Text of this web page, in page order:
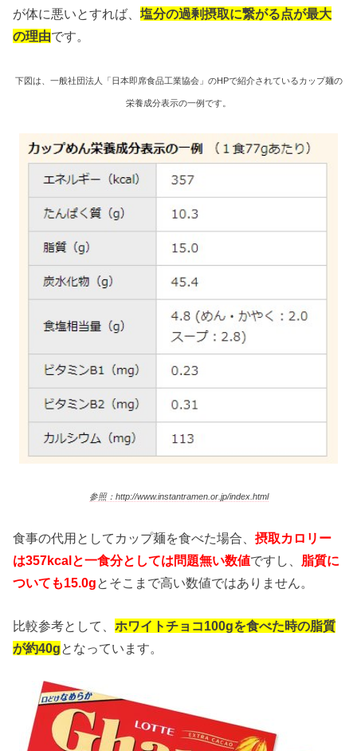
が体に悪いとすれば、塩分の過剰摂取に繋がる点が最大
の理由です。
下図は、一般社団法人「日本即席食品工業協会」のHPで紹介されているカップ麺の
栄養成分表示の一例です。
参照：http://www.instantramen.or.jp/index.html
食事の代用としてカップ麺を食べた場合、摂取カロリー
は357kcalと一食分としては問題無い数値ですし、 脂質に
ついても15.0gとそこまで高い数値ではありません。
比較参考として、ホワイトチョコ100gを食べた時の脂質
が約40gとなっています。